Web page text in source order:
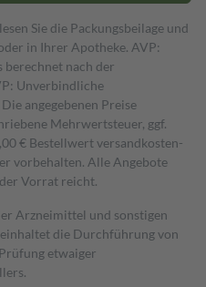
Sie die Packungsbeilage und
in Ihrer Apotheke. AVP:
nach der
Unverbindliche
angegebenen Preise
Mehrwertsteuer, ggf.
€ Bestell­wert versand­kosten­
vorbehalten. Alle Angebote
Vorrat reicht.
Arzneimittel und sonstigen
die Durchführung von
etwaiger